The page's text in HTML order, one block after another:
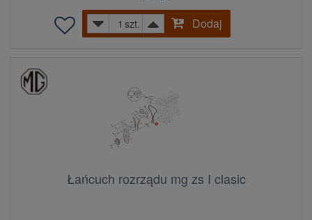
szt.
Dodaj
Łańcuch rozrządu mg zs I clasic